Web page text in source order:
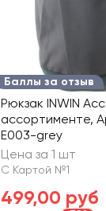
Баллы за отзыв
Рюкзак INWIN
ассортименте,
E003-grey
Цена за 1 шт
С Картой №1
499,00 руб